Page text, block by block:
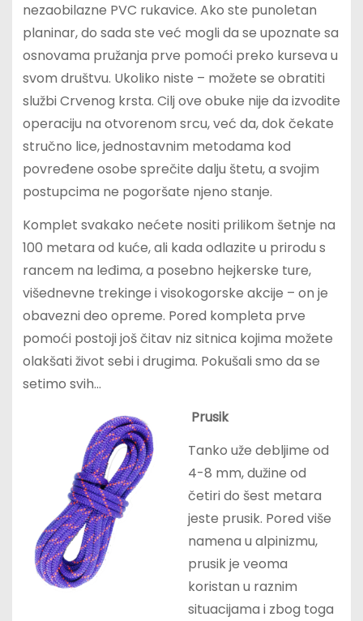
nezaobilazne PVC rukavice. Ako ste punoletan
planinar, do sada ste već mogli da se upoznate sa
osnovama pružanja prve pomoći preko kurseva u
svom društvu. Ukoliko niste – možete se obratiti
službi Crvenog krsta. Cilj ove obuke nije da izvodite
operaciju na otvorenom srcu, već da, dok čekate
stručno lice, jednostavnim metodama kod
povređene osobe sprečite dalju štetu, a svojim
postupcima ne pogoršate njeno stanje.
Komplet svakako nećete nositi prilikom šetnje na
100 metara od kuće, ali kada odlazite u prirodu s
rancem na leđima, a posebno hejkerske ture,
višednevne trekinge i visokogorske akcije – on je
obavezni deo opreme. Pored kompleta prve
pomoći postoji još čitav niz sitnica kojima možete
olakšati život sebi i drugima. Pokušali smo da se
setimo svih…
Prusik
Tanko uže debljime od
4-8 mm, dužine od
četiri do šest metara
jeste prusik. Pored više
namena u alpinizmu,
prusik je veoma
koristan u raznim
situacijama i zbog toga